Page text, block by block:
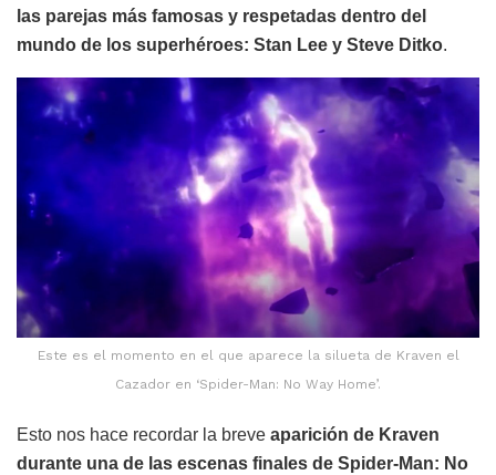
las parejas más famosas y respetadas dentro del
mundo de los superhéroes: Stan Lee y Steve Ditko.
Este es el momento en el que aparece la silueta de Kraven el
Cazador en ‘Spider-Man: No Way Home’.
Esto nos hace recordar la breve aparición de Kraven
durante una de las escenas finales de Spider-Man: No